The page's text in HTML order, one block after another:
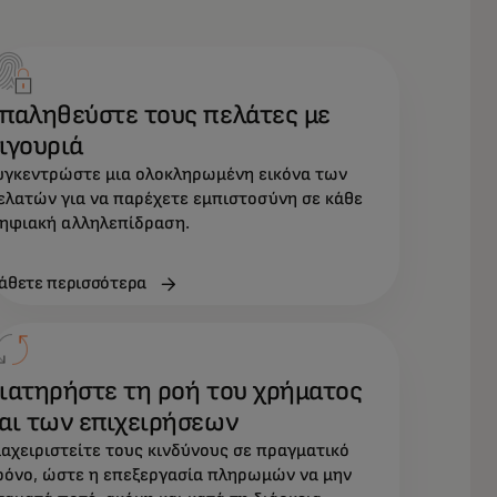
τους πελάτες με
μια ολοκληρωμένη εικόνα των
για να παρέχετε εμπιστοσύνη σε κάθε
αλληλεπίδραση.
περισσότερα
τη ροή του χρήματος
των επιχειρήσεων
τους κινδύνους σε πραγματικό
ώστε η επεξεργασία πληρωμών να μην